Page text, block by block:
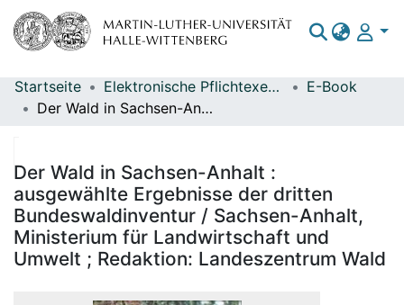
Bereiche & Sammlungen
Statistiken
Startseite Elektronische Pflichtexemplare
E-Book
Der Wald in Sachsen-Anhalt : ausgewählte Ergebnisse der dritten Bundeswaldinventur / Sachsen-Anhalt, Ministerium für Landwirtschaft und Umwelt ; Redaktion: Landeszentrum Wald
Der Wald in Sachsen-Anhalt :
ausgewählte Ergebnisse der dritten
Bundeswaldinventur / Sachsen-Anhalt,
Ministerium für Landwirtschaft und
Umwelt ; Redaktion: Landeszentrum Wald